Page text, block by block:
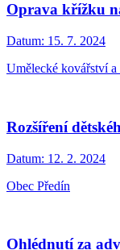
Oprava křížku
Datum: 15. 7. 2024
Umělecké kovářství
Rozšíření
Datum: 12. 2. 2024
Obec Předín
Ohlédnutí za